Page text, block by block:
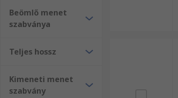
Beömlő menet
szabványa
Teljes hossz
Kimeneti menet
szabvány